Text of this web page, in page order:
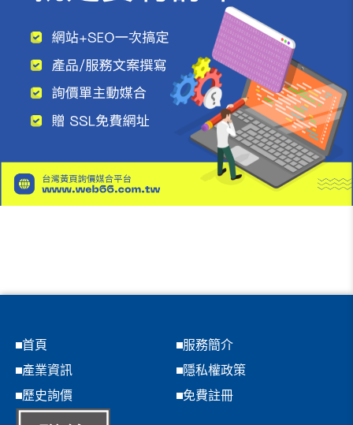
首頁
服務簡介
產業資訊
隱私權政策
歷史詢價
免費註冊